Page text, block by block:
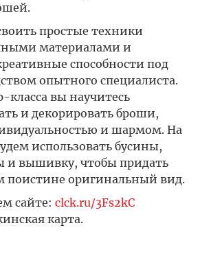
простые техники
материалами и
способности под
опытного специалиста.
класса вы научитесь
и декорировать броши,
и шармом. На
использовать бусины,
и вышивку, чтобы придать
поистине оригинальный вид.
сайте: clck.ru/3Fs2kC
карта.